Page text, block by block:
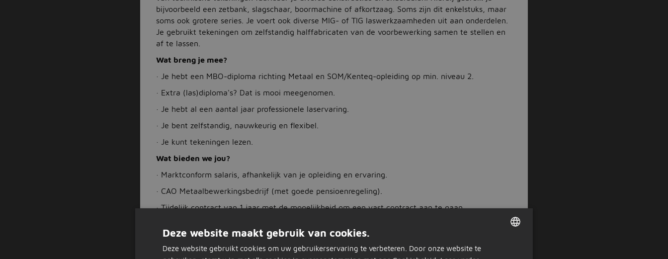
bijvoorbeeld een zetbank, slagschaar, boormachine of afkortzaag. Soms zijn dit enkelstuks, maar
soms ook grotere series. Je voert ook diverse MIG- of TIG laswerkzaamheden uit aan onderdelen.
Je gebruikt tekeningen om zelfstandig halffabricaten van de voorbewerking samen te stellen en
af te lassen.
Wat breng je mee?
· Je hebt een MBO-diploma richting Metaal en SOM/Kenteq-opleiding op min. niveau 2.
· Extra (las)diploma's? Dat is mooi meegenomen.
· Je hebt al een aantal jaar professionele laservaring.
· Je bent zelfstandig, nauwkeurig en flexibel.
· Je kunt tekeningen lezen.
Wat bieden we jou?
· Marktconform salaris, afhankelijk van je opleiding en ervaring.
· CAO Metaalbewerkingsbedrijf (met goede pensioenregeling).
· Tijdelijk contract van 1 jaar met de mogelijkheid om een vast contract aan te gaan.
Deze website maakt gebruik van cookies.
Deze website gebruikt cookies om uw gebruikerservaring te verbeteren. Door onze website te